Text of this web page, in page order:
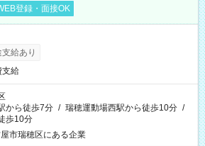
登録・面接OK
給あり
支給
から徒歩7分 / 瑞穂運動場西駅から徒歩10分 /
歩10分
市瑞穂区にある企業